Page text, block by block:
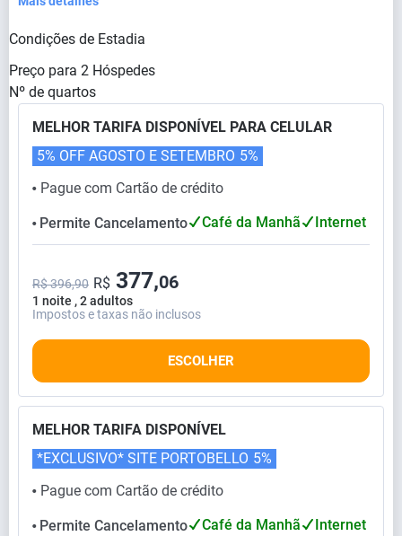
Condições de Estadia
Preço para 2 Hóspedes
Nº de quartos
MELHOR TARIFA DISPONÍVEL PARA CELULAR
⬤ Pague com Cartão de crédito
5% OFF AGOSTO E SETEMBRO 5%
⬤ Permite Cancelamento Café da Manhã Internet
1 noite , 2 adultos
R$ 396,90 R$ 377,06
Impostos e taxas não inclusos
ESCOLHER
MELHOR TARIFA DISPONÍVEL
⬤ Pague com Cartão de crédito
*EXCLUSIVO* SITE PORTOBELLO 5%
⬤ Permite Cancelamento Café da Manhã Internet